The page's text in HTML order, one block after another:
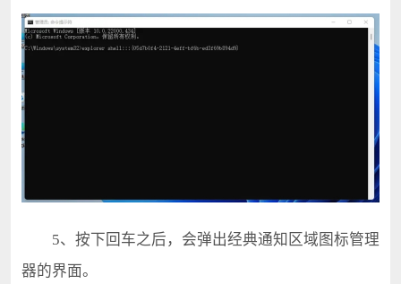
5、按下回车之后，会弹出经典通知区域图标管理
器的界面。